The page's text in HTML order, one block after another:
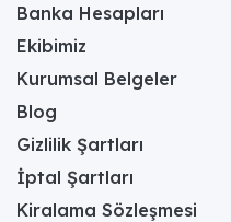
Banka Hesapları
Ekibimiz
Kurumsal Belgeler
Blog
Gizlilik Şartları
İptal Şartları
Kiralama Sözleşmesi